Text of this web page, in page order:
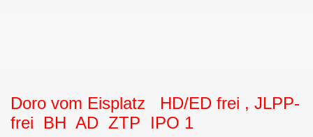
Doro vom Eisplatz HD/ED frei , JLPP-
frei BH AD ZTP IPO 1